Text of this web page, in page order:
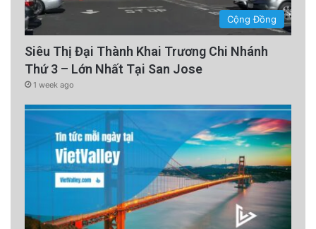
Cộng Đồng
Siêu Thị Đại Thành Khai Trương Chi Nhánh
Thứ 3 – Lớn Nhất Tại San Jose
1 week ago